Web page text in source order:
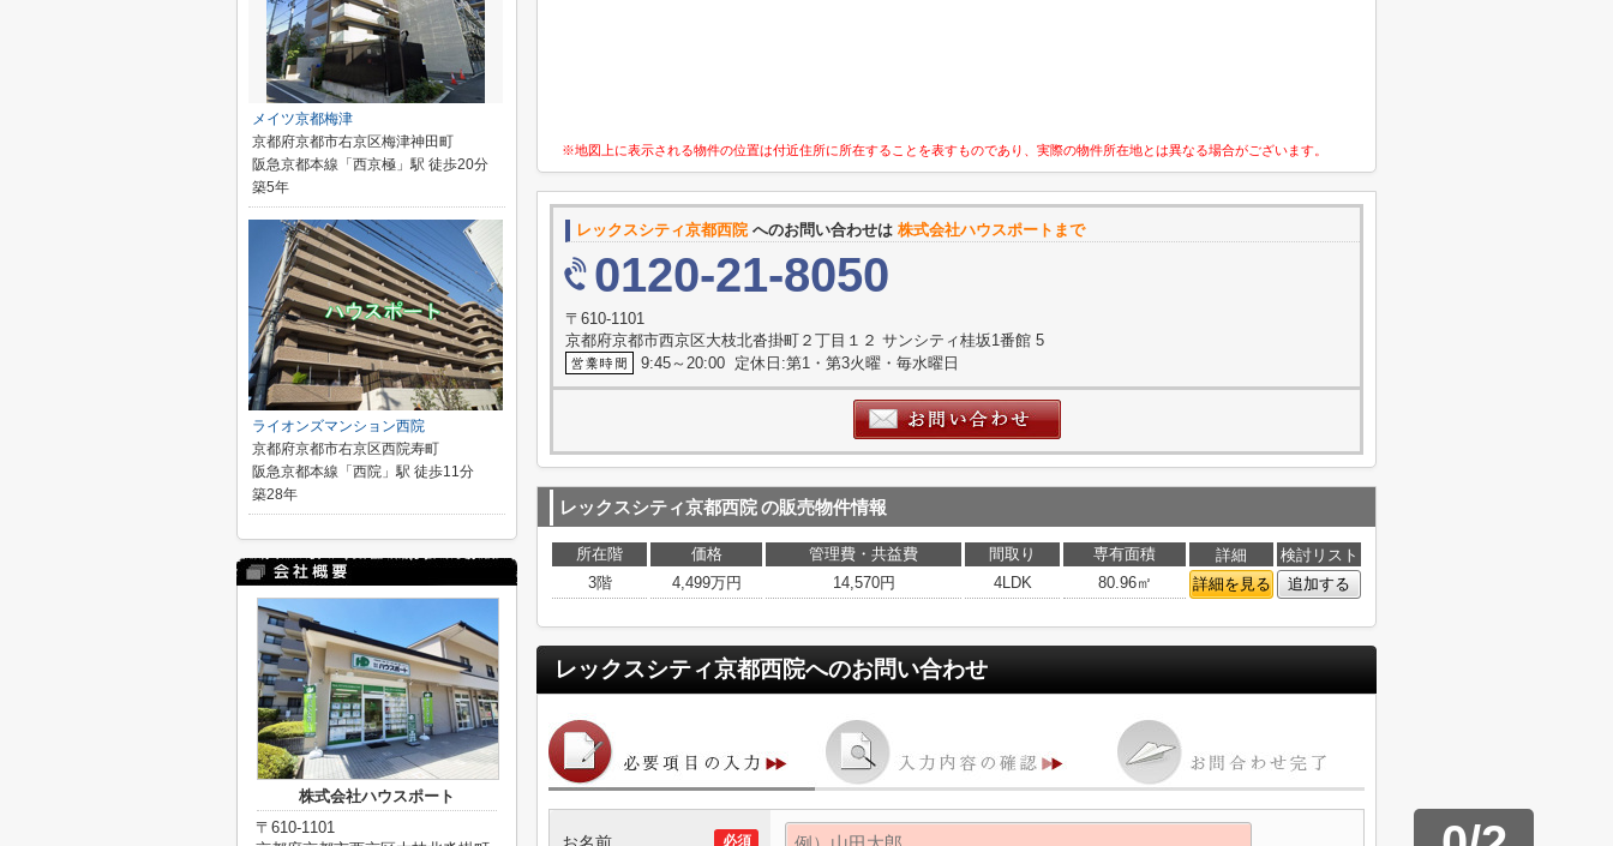
※地図上に表示される物件の位置は付近住所に所在することを表すものであり、実際の物件所在地とは異なる場合がございます。
レックスシティ京都西院 へのお問い合わせは 株式会社ハウスポートまで
0120-21-8050
〒610-1101
京都府京都市西京区大枝北沓掛町２丁目１２ サンシティ桂坂1番館 5
9:45～20:00 定休日:第1・第3火曜・毎水曜日
レックスシティ京都西院の販売物件情報
所在階 価格 管理費・共益費 間取り 専有面積 詳細
検討リスト
3階
4,499万円 14,570円 4LDK 80.96㎡ 詳細を見る 追加する
レックスシティ京都西院へのお問い合わせ
必須
メイツ京都梅津
京都府京都市右京区梅津神田町
阪急京都本線「西京極」駅 徒歩20分
築5年
ライオンズマンション西院
京都府京都市右京区西院寿町
阪急京都本線「西院」駅 徒歩11分
築28年
株式会社ハウスポート
〒610-1101